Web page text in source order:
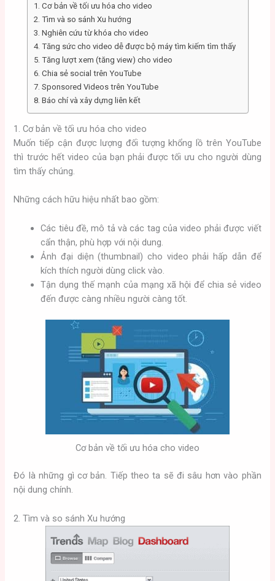
1. Cơ bản về tối ưu hóa cho video
2. Tìm và so sánh Xu hướng
3. Nghiên cứu từ khóa cho video
4. Tăng sức cho video dễ được bộ máy tìm kiếm tìm thấy
5. Tăng lượt xem (tăng view) cho video
6. Chia sẻ social trên YouTube
7. Sponsored Videos trên YouTube
8. Báo chí và xây dựng liên kết
1. Cơ bản về tối ưu hóa cho video
Muốn tiếp cận được lượng đối tượng khổng lồ trên YouTube
thì trước hết video của bạn phải được tối ưu cho người dùng
tìm thấy chúng.
Những cách hữu hiệu nhất bao gồm:
Các tiêu đề, mô tả và các tag của video phải được viết
cẩn thận, phù hợp với nội dung.
Ảnh đại diện (thumbnail) cho video phải hấp dẫn để
kích thích người dùng click vào.
Tận dụng thế mạnh của mạng xã hội để chia sẻ video
đến được càng nhiều người càng tốt.
Cơ bản về tối ưu hóa cho video
Đó là những gì cơ bản. Tiếp theo ta sẽ đi sâu hơn vào phần
nội dung chính.
2. Tìm và so sánh Xu hướng